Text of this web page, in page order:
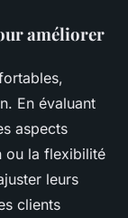
améliorer
En évaluant
aspects
ou la flexibilité
leurs
clients